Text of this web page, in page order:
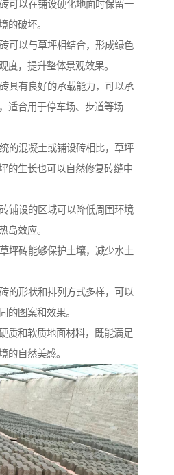
可以在铺设硬化地面时保留一
的破坏。
可以与草坪相结合，形成绿色
度，提升整体景观效果。
具有良好的承载能力，可以承
适合用于停车场、步道等场
的混凝土或铺设砖相比，草坪
的生长也可以自然修复砖缝中
铺设的区域可以降低周围环境
岛效应。
坪砖能够保护土壤，减少水土
的形状和排列方式多样，可以
的图案和效果。
质和软质地面材料，既能满足
的自然美感。